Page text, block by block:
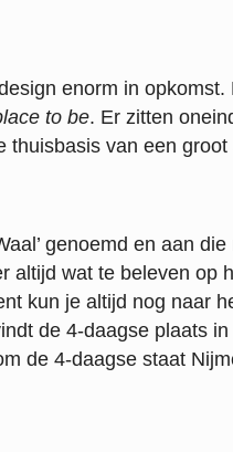
enorm in opkomst.
to be. Er zitten
van een
genoemd en aan
altijd wat te beleven op
kun je altijd nog naar
de 4-daagse plaats
de 4-daagse staat